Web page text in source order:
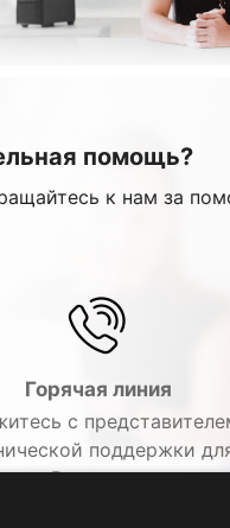
помощь?
к нам за
Горячая линия
с
поддержки
Вашего вопроса